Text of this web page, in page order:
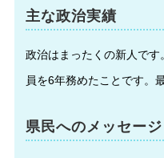
主な政治実績
政治はまったくの新人で
員を6年務めたことです。
県民へのメッセージ